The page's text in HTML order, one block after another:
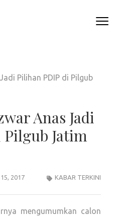
Anas Jadi
Jatim
2017 KABAR TERKINI
mengumumkan calon